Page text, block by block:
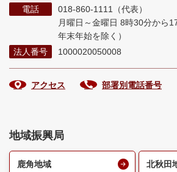
電話
018-860-1111（代表）
月曜日～金曜日 8時30分から
年末年始を除く）
法人番号
1000020050008
アクセス 部署別電話番号
地域振興局
鹿角地域 北秋田